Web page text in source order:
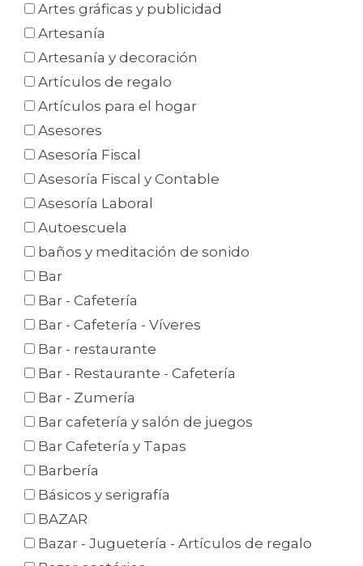
Artes gráficas y publicidad
Artesanía
Artesanía y decoración
Artículos de regalo
Artículos para el hogar
Asesores
Asesoría Fiscal
Asesoría Fiscal y Contable
Asesoría Laboral
Autoescuela
baños y meditación de sonido
Bar
Bar - Cafetería
Bar - Cafetería - Víveres
Bar - restaurante
Bar - Restaurante - Cafetería
Bar - Zumería
Bar cafetería y salón de juegos
Bar Cafetería y Tapas
Barbería
Básicos y serigrafía
BAZAR
Bazar - Juguetería - Artículos de regalo